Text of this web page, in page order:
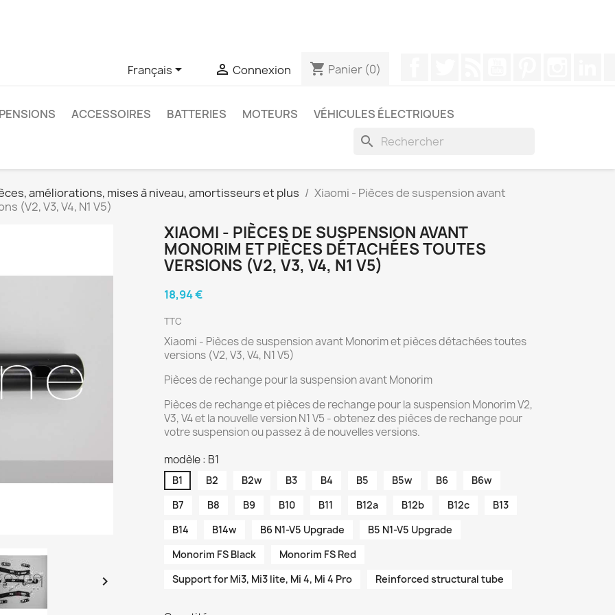
Français  Connexion shopping_cart Panier (0)
ACCESSOIRES BATTERIES MOTEURS VÉHICULES ÉLECTRIQUES
search
améliorations, mises à niveau, amortisseurs et plus
Xiaomi - Pièces de suspension avant
(V2, V3, V4, N1 V5)

XIAOMI - PIÈCES DE SUSPENSION AVANT
MONORIM ET PIÈCES DÉTACHÉES TOUTES
VERSIONS (V2, V3, V4, N1 V5)
18,94 €
TTC
Xiaomi - Pièces de suspension avant Monorim et pièces détachées toutes
versions (V2, V3, V4, N1 V5)
Pièces de rechange pour la suspension avant Monorim
Pièces de rechange et pièces de rechange pour la suspension Monorim V2,
V3, V4 et la nouvelle version N1 V5 - obtenez des pièces de rechange pour
votre suspension ou passez à de nouvelles versions.
modèle : B1
B1 B2 B2w B3 B4 B5 B5w B6
B6w
B7
B8 B9 B10 B11 B12a B12b B12c
B13
B14
B14w B6 N1-V5 Upgrade
B5 N1-V5 Upgrade
Monorim FS Black
Monorim FS Red
Support for Mi3, Mi3 lite, Mi 4, Mi 4 Pro
Reinforced structural tube